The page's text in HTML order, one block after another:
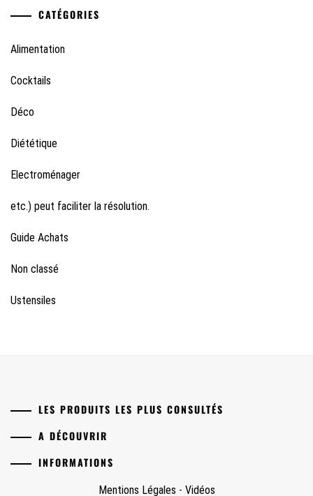
CATÉGORIES
Alimentation
Cocktails
Déco
Diététique
Electroménager
etc.) peut faciliter la résolution.
Guide Achats
Non classé
Ustensiles
LES PRODUITS LES PLUS CONSULTÉS
A DÉCOUVRIR
INFORMATIONS
Mentions Légales - Vidéos